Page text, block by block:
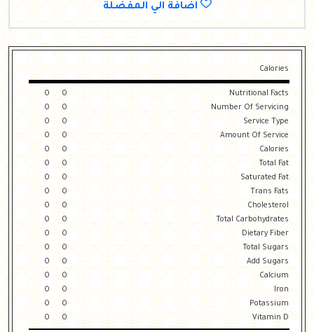
اضافة الي المفضلة
Calories
Nutritional Facts
0
0
Number Of Servicing
0
0
Service Type
0
0
Amount Of Service
0
0
Calories
0
0
Total Fat
0
0
Saturated Fat
0
0
Trans Fats
0
0
Cholesterol
0
0
Total Carbohydrates
0
0
Dietary Fiber
0
0
Total Sugars
0
0
Add Sugars
0
0
Calcium
0
0
Iron
0
0
Potassium
0
0
Vitamin D
0
0